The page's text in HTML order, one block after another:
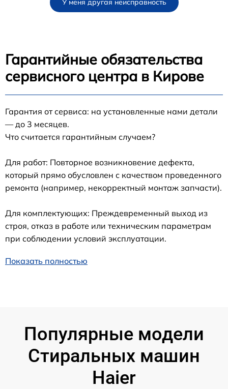
У меня другая неисправность
Гарантийные обязательства
сервисного центра в Кирове
Гарантия от сервиса: на установленные нами детали
— до 3 месяцев.
Что считается гарантийным случаем?
Для работ: Повторное возникновение дефекта,
который прямо обусловлен с качеством проведенного
ремонта (например, некорректный монтаж запчасти).
Для комплектующих: Преждевременный выход из
строя, отказ в работе или техническим параметрам
при соблюдении условий эксплуатации.
Показать полностью
Популярные модели
Стиральных машин
Haier